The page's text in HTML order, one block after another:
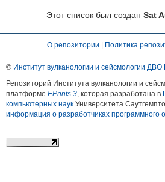
Этот список был создан Sat
О репозитории Политика
© Институт вулканологии и сейсмологии ДВО
Репозиторий Института вулканологии и
платформе EPrints 3, которая разработана в
компьютерных наук Университета
информация о разработчиках программного